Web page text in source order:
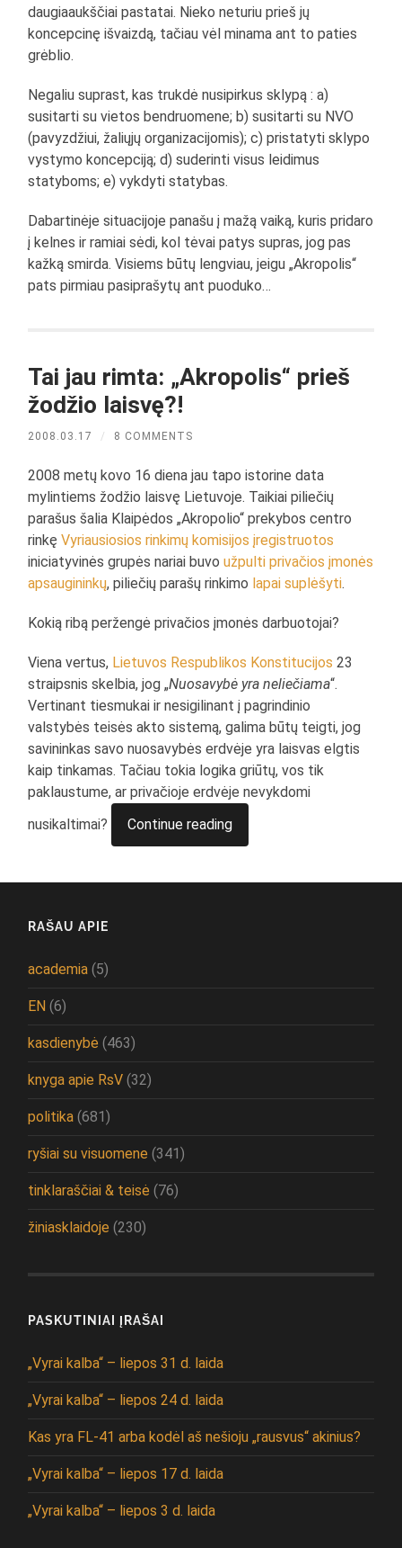
daugiaaukščiai pastatai. Nieko neturiu prieš jų
koncepcinę išvaizdą, tačiau vėl minama ant to paties
grėblio.
Negaliu suprast, kas trukdė nusipirkus sklypą : a)
susitarti su vietos bendruomene; b) susitarti su NVO
(pavyzdžiui, žaliųjų organizacijomis); c) pristatyti sklypo
vystymo koncepciją; d) suderinti visus leidimus
statyboms; e) vykdyti statybas.
Dabartinėje situacijoje panašu į mažą vaiką, kuris pridaro
į kelnes ir ramiai sėdi, kol tėvai patys supras, jog pas
kažką smirda. Visiems būtų lengviau, jeigu „Akropolis“
pats pirmiau pasiprašytų ant puoduko…
Tai jau rimta: „Akropolis“ prieš
žodžio laisvę?!
2008.03.17 / 8 COMMENTS
2008 metų kovo 16 diena jau tapo istorine data
mylintiems žodžio laisvę Lietuvoje. Taikiai piliečių
parašus šalia Klaipėdos „Akropolio“ prekybos centro
rinkęVyriausiosios rinkimų komisijos įregistruotos
iniciatyvinės grupės nariai buvoužpulti privačios įmonės
apsaugininkų, piliečių parašų rinkimo lapai suplėšyti.
Kokią ribą peržengė privačios įmonės darbuotojai?
Viena vertus, Lietuvos Respublikos Konstitucijos 23
straipsnis skelbia, jog „Nuosavybė yra neliečiama“.
Vertinant tiesmukai ir nesigilinant į pagrindinio
valstybės teisės akto sistemą, galima būtų teigti, jog
savininkas savo nuosavybės erdvėje yra laisvas elgtis
kaip tinkamas. Tačiau tokia logika griūtų, vos tik
paklaustume, ar privačioje erdvėje nevykdomi
nusikaltimai?
Continue reading
RAŠAU APIE
academia (5)
EN (6)
kasdienybė (463)
knyga apie RsV (32)
politika (681)
ryšiai su visuomene (341)
tinklaraščiai & teisė (76)
žiniasklaidoje (230)
PASKUTINIAI ĮRAŠAI
„Vyrai kalba“ – liepos 31 d. laida
„Vyrai kalba“ – liepos 24 d. laida
Kas yra FL-41 arba kodėl aš nešioju „rausvus“ akinius?
„Vyrai kalba“ – liepos 17 d. laida
„Vyrai kalba“ – liepos 3 d. laida